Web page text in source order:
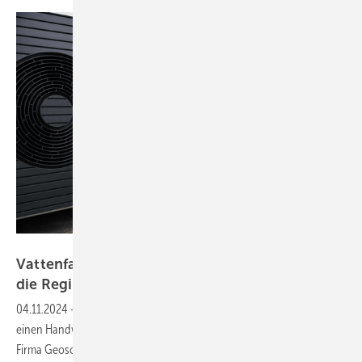
Vattenfall übernimmt Installationsbetrieb für
die Region
04.11.2024 -
einen Handwerksbetrieb für die eigene Unternehmensgruppe. Die
Firma Geosolar ist auf effiziente Heizungen spezialisiert und soll